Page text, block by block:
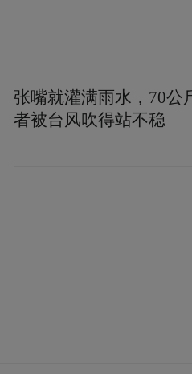
张嘴就灌满雨水，70公
者被台风吹得站不稳